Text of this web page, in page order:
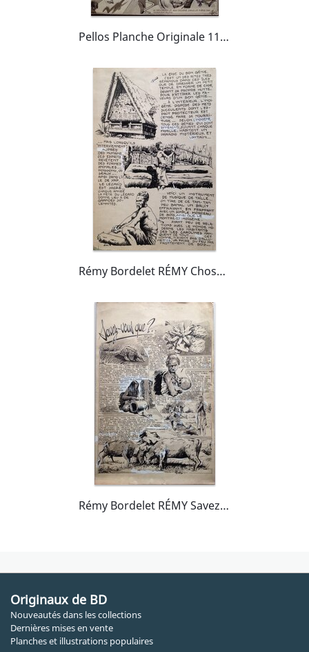
Pellos Planche Originale 11 NOVOPOLIS ( Suite de Futuropolis ) Birbe ... machine , BD Éo 1982 Mars Aps
Rémy Bordelet RÉMY Choses vues A ... Iles Carolines case yap musique , Planche originale dessin 1952 P'tit gars 4 Atelier Chott
Rémy Bordelet RÉMY Savez-vous Que ? .. Fleur Eucalyptus Pangolin Crane , Planche originale lavis 53 Big Bill 78 Atelier Chott
Originaux de BD
Nouveautés dans les collections
Dernières mises en vente
Planches et illustrations populaires